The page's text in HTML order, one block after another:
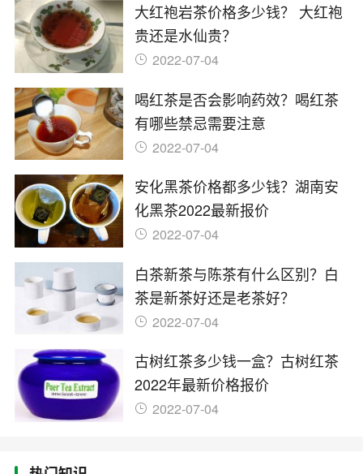
大红袍岩茶价格多少钱？ 大红袍
贵还是水仙贵？
2022-07-04
喝红茶是否会影响药效？喝红茶
有哪些禁忌需要注意
2022-07-04
安化黑茶价格都多少钱？湖南安
化黑茶2022最新报价
2022-07-04
白茶新茶与陈茶有什么区别？白
茶是新茶好还是老茶好？
2022-07-04
古树红茶多少钱一盒？古树红茶
2022年最新价格报价
2022-07-04